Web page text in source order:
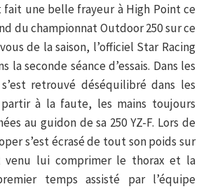
fait une belle frayeur à High Point ce
du championnat Outdoor 250 sur ce
de la saison, l’officiel Star Racing
la seconde séance d’essais. Dans les
retrouvé déséquilibré dans les
à la faute, les mains toujours
au guidon de sa 250 YZ-F. Lors de
s’est écrasé de tout son poids sur
lui comprimer le thorax et la
temps assisté par l’équipe